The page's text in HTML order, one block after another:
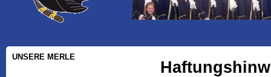
UNSERE MERLE